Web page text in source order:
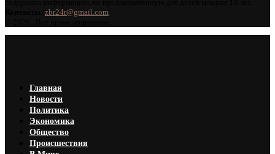
zbr24r@gmail.com
Главная
Новости
Политика
Экономика
Общество
Происшествия